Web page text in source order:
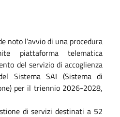
noto l’avvio di una procedura
piattaforma telematica
del servizio di accoglienza
Sistema SAI (Sistema di
per il triennio 2026-2028,
di servizi destinati a 52